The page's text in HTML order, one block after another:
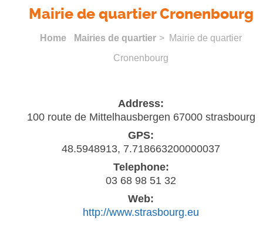
Mairie de quartier Cronenbourg
Home Mairies de quartier > Mairie de quartier
Cronenbourg
Address:
100 route de Mittelhausbergen 67000 strasbourg
GPS:
48.5948913, 7.718663200000037
Telephone:
03 68 98 51 32
Web:
http://www.strasbourg.eu